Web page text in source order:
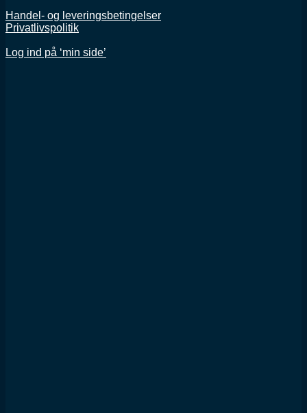
Handel- og leveringsbetingelser
Privatlivspolitik
Log ind på ‘min side’